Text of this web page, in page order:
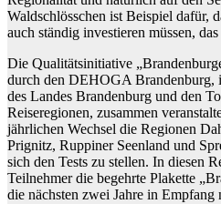
Waldschlösschen ist Beispiel dafür,
auch ständig investieren müssen,
Die Qualitätsinitiative
durch den DEHOGA Brandenburg,
des Landes Brandenburg und den
Reiseregionen, zusammen
jährlichen Wechsel die Regionen
Prignitz, Ruppiner Seenland und
sich den Tests zu stellen. In diesen
Teilnehmer die begehrte Plakette
die nächsten zwei Jahre in Empfang